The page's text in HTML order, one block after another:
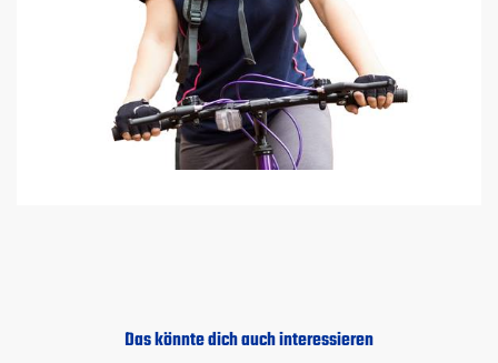
Das könnte dich auch interessieren